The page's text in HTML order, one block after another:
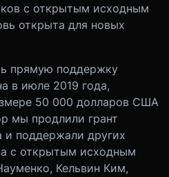
с открытым исходным
открыта для новых
прямую поддержку
в июле 2019 года,
50 000 долларов США
мы продлили грант
и поддержали других
с открытым исходным
Кельвин Ким,